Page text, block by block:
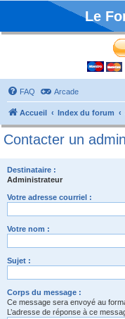
Le
FAQ Arcade
Accueil Index du forum
Contacter un
Destinataire :
Administrateur
Votre adresse courriel :
Votre nom :
Sujet :
Corps du message :
Ce message sera envoyé au
L’adresse de réponse à ce